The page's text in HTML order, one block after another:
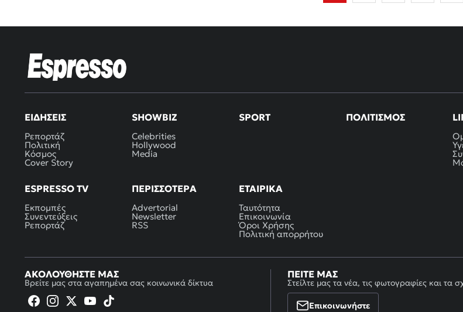
ΕΙΔΉΣΕΙΣ
Ρεπορτάζ
Πολιτική
Κόσμος
Cover Story
SHOWBIZ
Celebrities
Hollywood
Media
SPORT ΠΟΛΙΤΙΣΜΌΣ
ESPRESSO TV
Εκπομπές
Συνεντεύξεις
Ρεπορτάζ
ΠΕΡΙΣΣΌΤΕΡΑ
Advertorial
Newsletter
RSS
ΕΤΑΙΡΙΚΆ
Ταυτότητα
Επικοινωνία
Όροι Χρήσης
Πολιτική απορρήτου
ΑΚΟΛΟΥΘΉΣΤΕ ΜΑΣ
Βρείτε μας στα αγαπημένα σας κοινωνικά δίκτυα
ΠΕΊΤΕ ΜΑΣ
Στείλτε μας τα νέα, τις φωτογραφίες και τα
Επικοινωνήστε